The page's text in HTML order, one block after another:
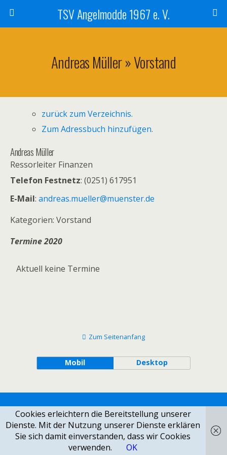
TSV Angelmodde 1967 e. V.
Andreas Müller » Vorstand
zurück zum Verzeichnis.
Zum Adressbuch hinzufügen.
AndreasMüller
Ressorleiter Finanzen
Telefon Festnetz: (0251) 617951
E-Mail: andreas.mueller@muenster.de
Kategorien: Vorstand
Termine 2020
Aktuell keine Termine
Zum Seitenanfang
Mobil Desktop
Cookies erleichtern die Bereitstellung unserer
Dienste. Mit der Nutzung unserer Dienste erklären
Sie sich damit einverstanden, dass wir Cookies
verwenden.
OK